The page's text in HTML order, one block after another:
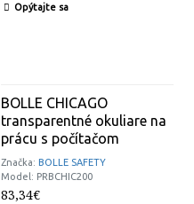
Opýtajte sa
Značka: BOLLE SAFETY
Model: PRBCHIC200
BOLLE CHICAGO
transparentné okuliare na
prácu s počítačom
83,34€